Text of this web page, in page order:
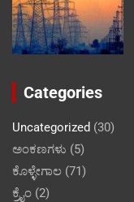
Categories
Uncategorized (30)
ಅಂಕಣಗಳು (5)
ಕೊಳ್ಳೇಗಾಲ (71)
ಕ್ರೈಂ (2)